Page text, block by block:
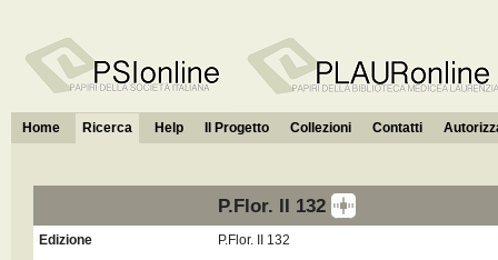
Home Ricerca Help Il Progetto Collezioni Contatti
P.Flor. II 132
Edizione
P.Flor. II 132